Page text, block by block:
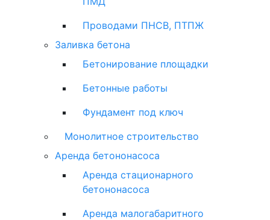
Проводами ПНСВ, ПТПЖ
Заливка бетона
Бетонирование площадки
Бетонные работы
Фундамент под ключ
Монолитное строительство
Аренда бетононасоса
Аренда стационарного
бетононасоса
Аренда малогабаритного